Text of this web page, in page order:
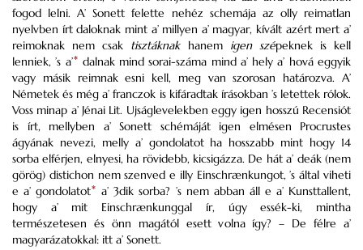
fogod lelni. A’ Sonett felette nehéz schemája az olly reimatlan
nyelvben írt daloknak mint a’ millyen a’ magyar, kívált azért mert a’
reimoknak nem csak tisztáknakhanem igen szépeknek is kell
lenniek, ’s a’* dalnak mind sorai-száma mind a’ hely a’ hová eggyik
vagy másik reimnak esni kell, meg van szorosan határozva. A’
Németek és még a’ franczok is kifáradtak írásokban ’s letettek rólok.
Voss minap a’ Jénai Lit. Ujságlevelekben eggy igen hosszú Recensiót
is írt, mellyben a’ Sonett schémáját igen elmésen Procrustes
ágyának nevezi, melly a’ gondolatot ha hosszabb mint hogy 14
sorba elférjen, elnyesi, ha rövidebb, kicsigázza. De hát a’ deák (nem
görög) distichon nem szenved e illy Einschrænkungot, ’s által viheti
e a’ gondolatot*
a’ 3dik sorba? ’s nem abban áll e a’ Kunsttallent,
hogy a’ mit Einschrænkunggal ír, úgy essék-ki, mintha
természetesen és önn magától esett volna így? – De félre a’
magyarázatokkal: itt a’ Sonett.